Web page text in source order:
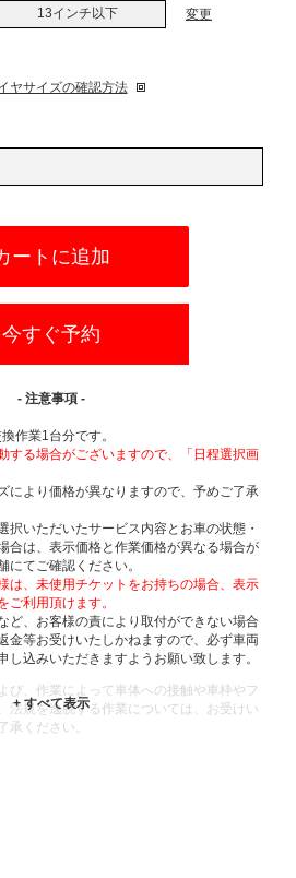
13インチ以下 変更
ヤサイズの確認方法
ートに追加
今すぐ予約
- 注意事項 -
作業1台分です。
する場合がございますので、「日程選択画
により価格が異なりますので、予めご了承
いただいたサービス内容とお車の状態・
合は、表示価格と作業価格が異なる場合が
にてご確認ください。
は、未使用チケットをお持ちの場合、表示
ご利用頂けます。
ど、お客様の責により取付ができない場合
金等お受けいたしかねますので、必ず車両
し込みいただきますようお願い致します。
び、作業によって車体への接触や車枠やフ
法規を逸脱する作業については、お受けい
承ください。